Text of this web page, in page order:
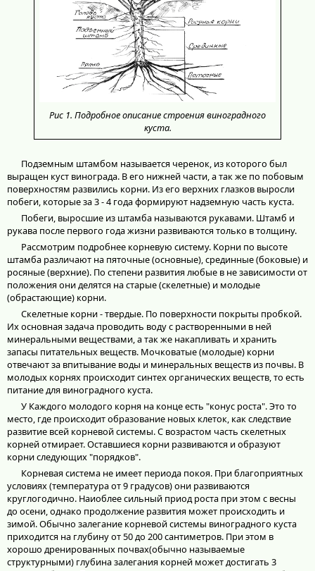
Рис 1. Подробное описание строения виноградного
куста.
Подземным штамбом называется черенок, из которого был
выращен куст винограда. В его нижней части, а так же по побовым
поверхностям развились корни. Из его верхних глазков выросли
побеги, которые за 3 - 4 года формируют надземную часть куста.
Побеги, выросшие из штамба называются рукавами. Штамб и
рукава после первого года жизни развиваются только в толщину.
Рассмотрим подробнее корневую систему. Корни по высоте
штамба различают на пяточные (основные), срединные (боковые) и
росяные (верхние). По степени развития любые в не зависимости от
положения они делятся на старые (скелетные) и молодые
(обрастающие) корни.
Скелетные корни - твердые. По поверхности покрыты пробкой.
Их основная задача проводить воду с растворенными в ней
минеральными веществами, а так же накапливать и хранить
запасы питательных веществ. Мочковатые (молодые) корни
отвечают за впитывание воды и минеральных веществ из почвы. В
молодых корнях происходит синтех органических веществ, то есть
питание для виноградного куста.
У Каждого молодого корня на конце есть "конус роста". Это то
место, где происходит образование новых клеток, как следствие
развитие всей корневой системы. С возрастом часть скелетных
корней отмирает. Оставшиеся корни развиваются и образуют
корни следующих "порядков".
Корневая система не имеет периода покоя. При благоприятных
условиях (температура от 9 градусов) они развиваются
круглогодично. Наиоблее сильный приод роста при этом с весны
до осени, однако продолжение развития может происходить и
зимой. Обычно залегание корневой системы виноградного куста
приходится на глубину от 50 до 200 сантиметров. При этом в
хорошо дренированных почвах(обычно называемые
структурными) глубина залегания корней может достигать 3